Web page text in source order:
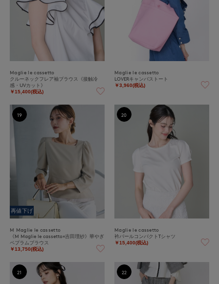
Maglie le cassetto
クルーネックフレア袖ブラウス《接触冷
感・UVカット》
￥15,400(税込)
Maglie le cassetto
LOVERキャンバストート
￥3,960(税込)
再値下げ
M Maglie le cassetto
《M Maglie le cassetto×吉田理紗》華やぎ
ペプラムブラウス
￥13,750(税込)
19
Maglie le cassetto
衿パールコンパクトTシャツ
￥15,400(税込)
20
21 22